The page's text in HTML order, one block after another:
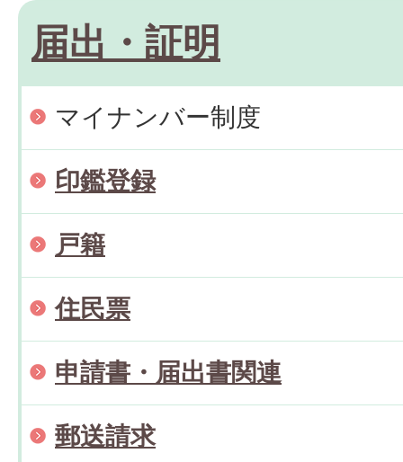
届出・証明
マイナンバー制度
印鑑登録
戸籍
住民票
申請書・届出書関連
郵送請求